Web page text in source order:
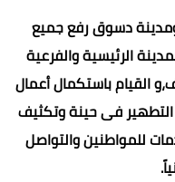
ومدينة دسوق رفع جميع
الرئيسية والفرعية
القيام باستكمال أعمال
فى حينة وتكثيف
للمواطنين والتواصل